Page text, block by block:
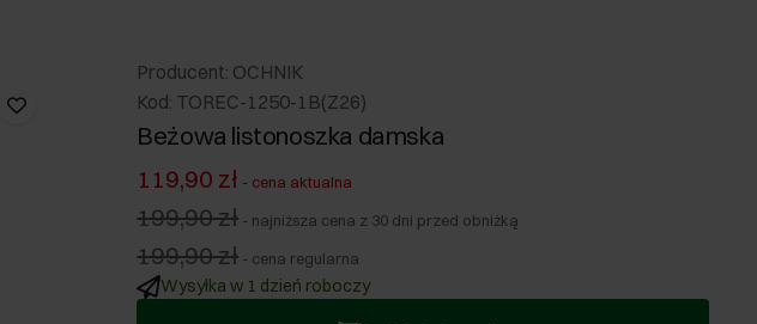
Producent: OCHNIK
Kod: TOREC-1250-1B(Z26)
Beżowa listonoszka damska
119,90 zł - cena aktualna
199,90 zł - najniższa cena z 30 dni przed obniżką
199,90 zł - cena regularna
Wysyłka w 1 dzień roboczy